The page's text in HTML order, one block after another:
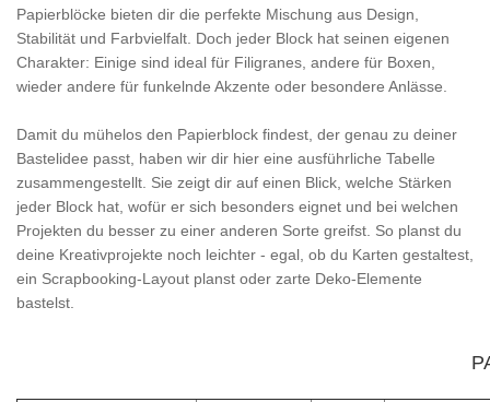
Papierblöcke bieten dir die perfekte Mischung aus Design,
Stabilität und Farbvielfalt. Doch jeder Block hat seinen eigenen
Charakter: Einige sind ideal für Filigranes, andere für Boxen,
wieder andere für funkelnde Akzente oder besondere Anlässe.
Damit du mühelos den Papierblock findest, der genau zu deiner
Bastelidee passt, haben wir dir hier eine ausführliche Tabelle
zusammengestellt. Sie zeigt dir auf einen Blick, welche Stärken
jeder Block hat, wofür er sich besonders eignet und bei welchen
Projekten du besser zu einer anderen Sorte greifst. So planst du
deine Kreativprojekte noch leichter - egal, ob du Karten gestaltest,
ein Scrapbooking-Layout planst oder zarte Deko-Elemente
bastelst.